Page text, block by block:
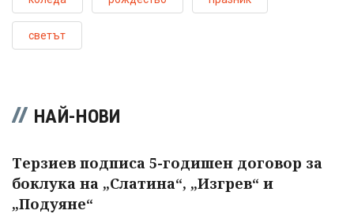
светът
НАЙ-НОВИ
Терзиев подписа 5-годишен договор за
боклука на „Слатина“, „Изгрев“ и
„Подуяне“